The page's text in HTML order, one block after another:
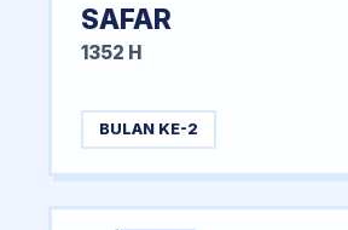
SAFAR
1352 H
BULAN KE-2